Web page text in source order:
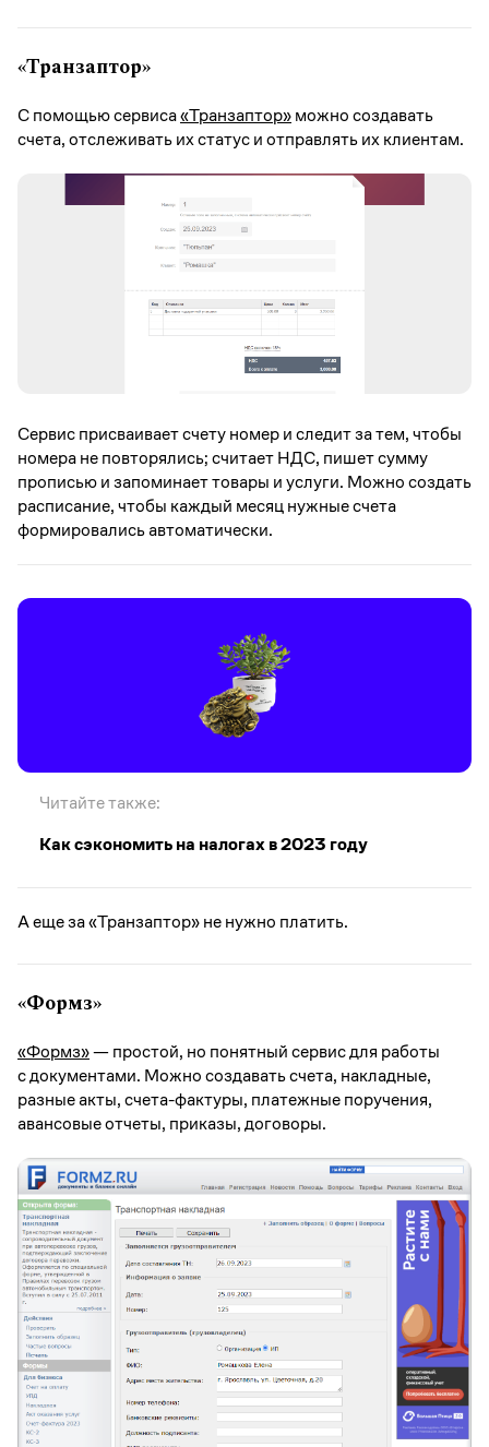
«Транзаптор»
С помощью сервиса«Транзаптор»можно создавать
счета, отслеживать их статус и отправлять их клиентам.
Сервис присваивает счету номер и следит за тем, чтобы
номера не повторялись; считает НДС, пишет сумму
прописью и запоминает товары и услуги. Можно создать
расписание, чтобы каждый месяц нужные счета
формировались автоматически.
Читайте также:
Как сэкономить на налогах в 2023 году
А еще за «Транзаптор» не нужно платить.
«Формз»
«Формз»— простой, но понятный сервис для работы
с документами. Можно создавать счета, накладные,
разные акты, счета-фактуры, платежные поручения,
авансовые отчеты, приказы, договоры.